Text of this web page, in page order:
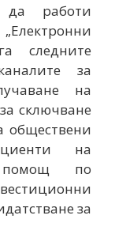
работи
следните
за
на
сключване
обществени
на
помощ по
за